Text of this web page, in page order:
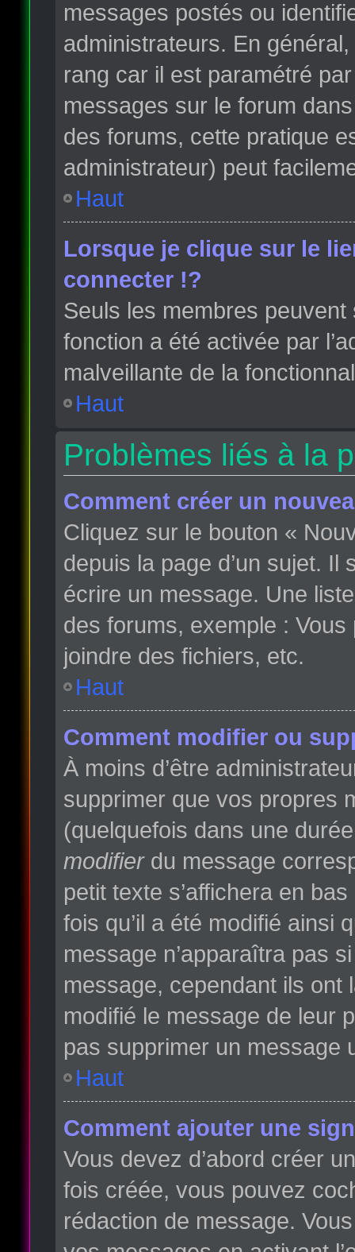
messages postés ou
administrateurs. En
rang car il est paramétré
messages sur le forum
des forums, cette pratique
administrateur) peut
Haut
Lorsque je clique sur le
connecter !?
Seuls les membres
fonction a été activée par
malveillante de la
Haut
Problèmes liés à la
Comment créer un
Cliquez sur le bouton «
depuis la page d’un sujet.
écrire un message. Une
des forums, exemple : Vous
joindre des fichiers, etc.
Haut
Comment modifier ou
À moins d’être
supprimer que vos propres
(quelquefois dans une
modifierdu message
petit texte s’affichera en
fois qu’il a été modifié ainsi
message n’apparaîtra pas
message, cependant ils ont
modifié le message de leur
pas supprimer un message
Haut
Comment ajouter une
Vous devez d’abord créer
fois créée, vous pouvez
rédaction de message.